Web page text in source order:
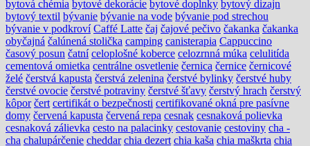
bytová chémia bytové dekorácie bytové doplnky bytový dizajn
bytový textil bývanie bývanie na vode bývanie pod strechou
bývanie v podkroví Caffé Latte čaj čajové pečivo čakanka čakanka
obyčajná čalúnená stolička camping canisterapia Cappuccino
časový posun čatní celoplošné koberce celozrnná múka celulitída
cementová omietka centrálne osvetlenie černica černice černicové
želé čerstvá kapusta čerstvá zelenina čerstvé bylinky čerstvé huby
čerstvé ovocie čerstvé potraviny čerstvé šťavy čerstvý hrach čerstvý
kôpor čert certifikát o bezpečnosti certifikované okná pre pasívne
domy červená kapusta červená repa cesnak cesnaková polievka
cesnaková zálievka cesto na palacinky cestovanie cestoviny cha -
cha chalupárčenie cheddar chia dezert chia kaša chia maškrta chia